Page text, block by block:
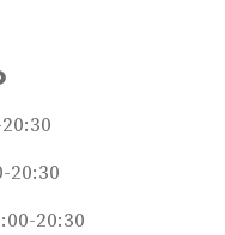
20:30
20:30